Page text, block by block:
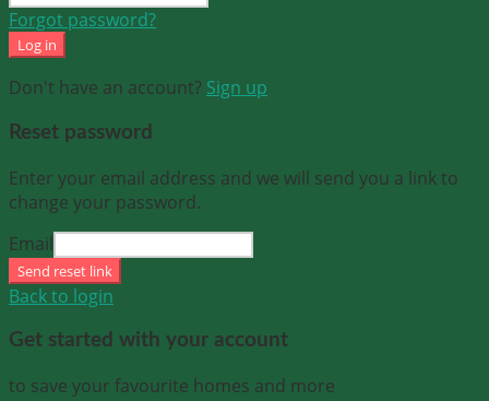
Forgot password?
Log in
Don't have an account? Sign up
Reset password
Enter your email address and we will send you a link to
change your password.
Email
Send reset link
Back to login
Get started with your account
to save your favourite homes and more